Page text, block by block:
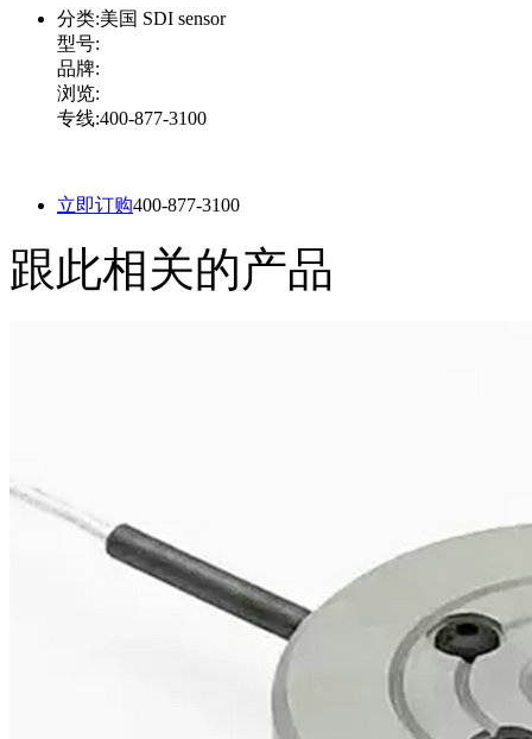
分类:美国 SDI sensor
型号:
品牌:
浏览:
专线:400-877-3100
立即订购400-877-3100
跟此相关的产品